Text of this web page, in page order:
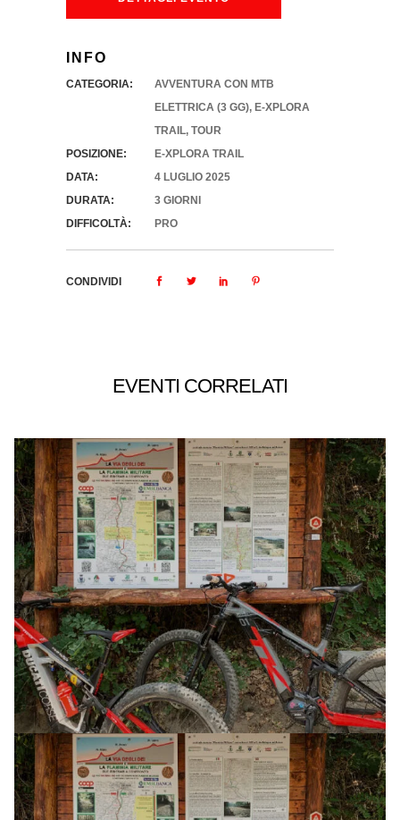
INFO
CATEGORIA:
AVVENTURA CON MTB
ELETTRICA (3 GG), E-XPLORA
TRAIL, TOUR
POSIZIONE:
E-XPLORA TRAIL
DATA:
4 LUGLIO 2025
DURATA:
3 GIORNI
DIFFICOLTÀ:
PRO
CONDIVIDI
EVENTI CORRELATI
AVVENTURA CON MTB ELETTRICA (3 GG) E-XPLORA TRAIL
TOUR
LA VIA DEGLI DEI
28 AGOSTO 2026